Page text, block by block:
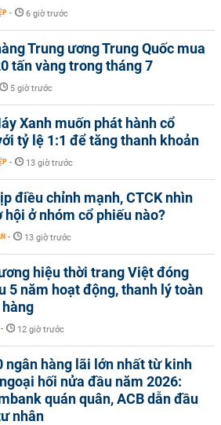
- 6 giờ trước
Trung ương Trung Quốc mua
tấn vàng trong tháng 7
5 giờ trước
Xanh muốn phát hành cổ
tỷ lệ 1:1 để tăng thanh khoản
- 13 giờ trước
điều chỉnh mạnh, CTCK nhìn
hội ở nhóm cổ phiếu nào?
- 13 giờ trước
hiệu thời trang Việt đóng
5 năm hoạt động, thanh lý toàn
- 12 giờ trước
ngân hàng lãi lớn nhất từ kinh
hối nửa đầu năm 2026:
quán quân, ACB dẫn đầu
nhân